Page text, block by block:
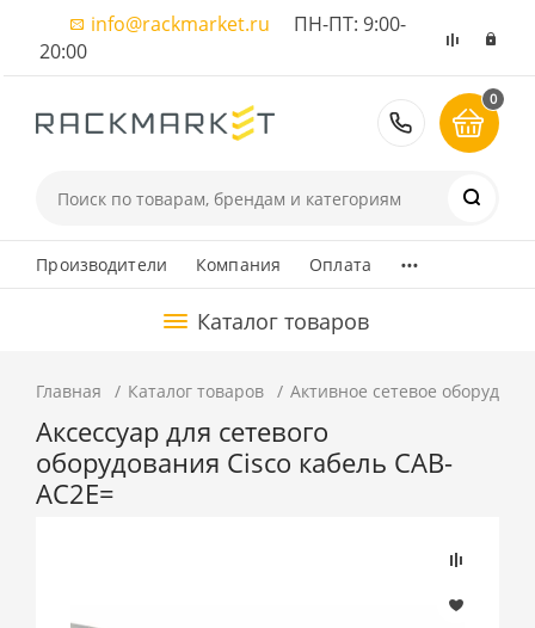
info@rackmarket.ru ПН-ПТ: 9:00-
20:00
8 (495)
0
Производители Компания Оплата ...
Каталог товаров
Главная Каталог товаров Активное сетевое
Аксессуар для сетевого
оборудования Cisco кабель CAB-
AC2E=